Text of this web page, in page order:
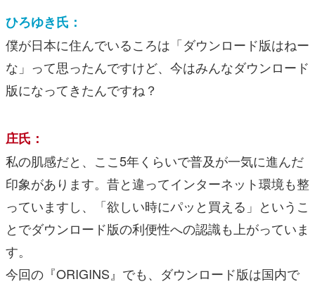
ひろゆき氏：
僕が日本に住んでいるころは「ダウンロード版はねー
な」って思ったんですけど、今はみんなダウンロード
版になってきたんですね？
庄氏：
私の肌感だと、ここ5年くらいで普及が一気に進んだ
印象があります。昔と違ってインターネット環境も整
っていますし、「欲しい時にパッと買える」というこ
とでダウンロード版の利便性への認識も上がっていま
す。
今回の『ORIGINS』でも、ダウンロード版は国内で